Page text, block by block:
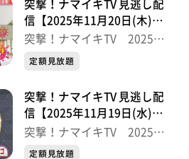
突撃！ナマイキTV 見逃し配
信【2025年11月20日(木)放
送分】
突撃！ナマイキTV 2025後
半
定額見放題
突撃！ナマイキTV 見逃し配
信【2025年11月19日(水)放
送分】
突撃！ナマイキTV 2025後
半
定額見放題